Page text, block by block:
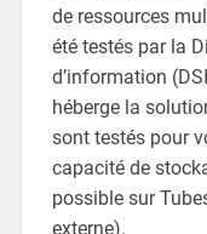
de ressources
été testés par la
d’information
héberge la
sont testés pour
capacité de
possible sur
externe).